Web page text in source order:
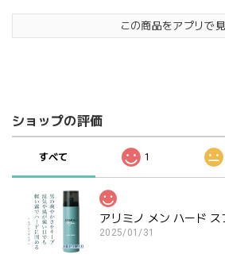
この商品をアプリで
ショップの評価
すべて 1
アリミノ メン ハード
2025/01/31